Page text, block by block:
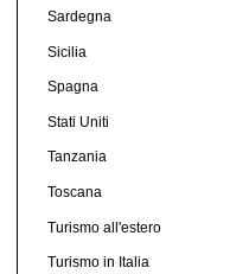
Sardegna
Sicilia
Spagna
Stati Uniti
Tanzania
Toscana
Turismo all'estero
Turismo in Italia